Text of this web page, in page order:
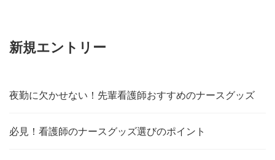
新規エントリー
夜勤に欠かせない！先輩看護師おすすめのナースグッズ
必見！看護師のナースグッズ選びのポイント